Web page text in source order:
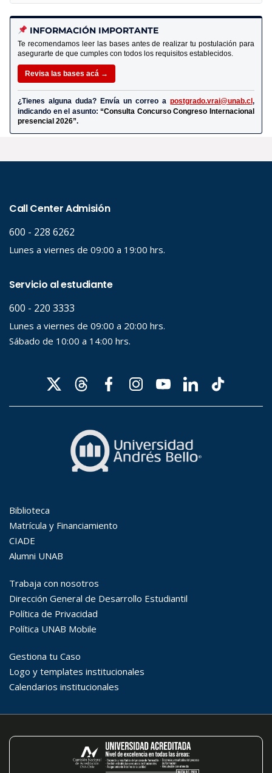
INFORMACIÓN IMPORTANTE
Te recomendamos leer las bases antes de realizar tu postulación para
asegurarte de que cumples con todos los requisitos establecidos.
Revisa las bases acá →
¿Tienes alguna duda? Envía un correo a postgrado.vrai@unab.cl,
indicando en el asunto:“Consulta Concurso Congreso Internacional
presencial 2026”.